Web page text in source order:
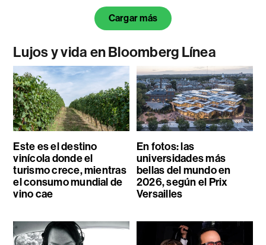
Cargar más
Lujos y vida en Bloomberg Línea
Este es el destino
vinícola donde el
turismo crece, mientras
el consumo mundial de
vino cae
En fotos: las
universidades más
bellas del mundo en
2026, según el Prix
Versailles